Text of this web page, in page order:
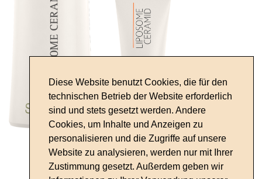
Diese Website benutzt Cookies, die für den
technischen Betrieb der Website erforderlich
sind und stets gesetzt werden. Andere
Cookies, um Inhalte und Anzeigen zu
personalisieren und die Zugriffe auf unsere
Website zu analysieren, werden nur mit Ihrer
Zustimmung gesetzt. Außerdem geben wir